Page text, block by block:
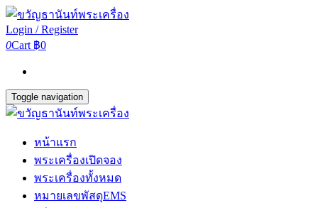
Login / Register
0Cart ฿0
Toggle navigation
หน้าแรก
พระเครื่องเปิดจอง
พระเครื่องทั้งหมด
หมายเลขพัสดุEMS